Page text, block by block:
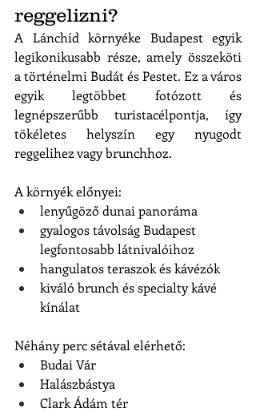
reggelizni?
A Lánchíd környéke Budapest egyik
legikonikusabb része, amely összeköti
a történelmi Budát és Pestet. Ez a város
egyik legtöbbet fotózott és
legnépszerűbb turistacélpontja, így
tökéletes helyszín egy nyugodt
reggelihez vagy brunchhoz.
A környék előnyei:
lenyűgöző dunai panoráma
gyalogos távolság Budapest
legfontosabb látnivalóihoz
hangulatos teraszok és kávézók
kiváló brunch és specialty kávé
kínálat
Néhány perc sétával elérhető:
Budai Vár
Halászbástya
Clark Ádám tér